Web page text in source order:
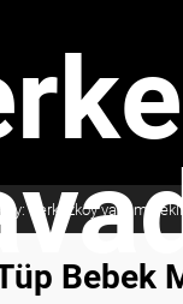
Çerkezköy yatırım
Bebek